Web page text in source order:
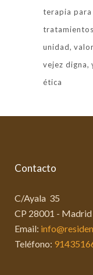
terapia para
unidad
vejez digna
ética
Contacto
C/Ayala 35
CP 28001 - Madrid
Email:
Teléfono: